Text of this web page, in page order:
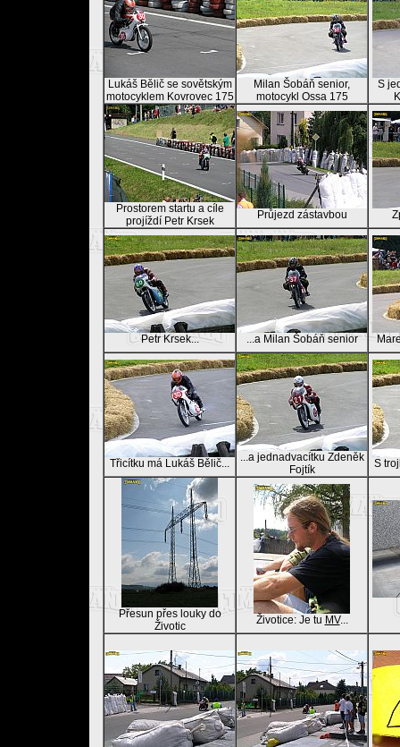
Lukáš Bělič se sovětským
motocyklem Kovrovec 175
Milan Šobáň senior,
motocykl Ossa 175
S
Prostorem startu a cíle
projíždí Petr Krsek
Průjezd zástavbou
Petr Krsek... ...a Milan Šobáň senior
Třicítku má Lukáš Bělič...
...a jednadvacítku Zdeněk
Fojtík
S
Přesun přes louky do
Životic
Životice: Je tu MV...